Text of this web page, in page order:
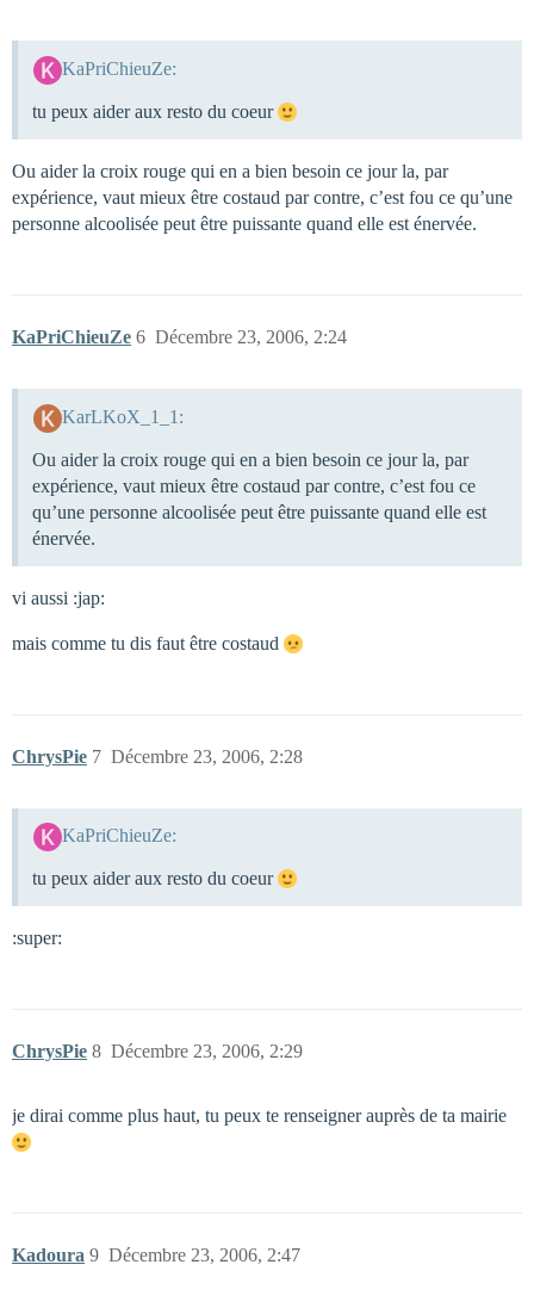
KaPriChieuZe:
tu peux aider aux resto du coeur
Ou aider la croix rouge qui en a bien besoin ce jour la, par
expérience, vaut mieux être costaud par contre, c’est fou ce qu’une
personne alcoolisée peut être puissante quand elle est énervée.
KaPriChieuZe Décembre 23, 2006, 2:24
6
KarLKoX_1_1:
Ou aider la croix rouge qui en a bien besoin ce jour la, par
expérience, vaut mieux être costaud par contre, c’est fou ce
qu’une personne alcoolisée peut être puissante quand elle est
énervée.
vi aussi :jap:
mais comme tu dis faut être costaud
ChrysPie Décembre 23, 2006, 2:28
7
KaPriChieuZe:
tu peux aider aux resto du coeur
:super:
ChrysPie Décembre 23, 2006, 2:29
8
je dirai comme plus haut, tu peux te renseigner auprès de ta mairie
Kadoura Décembre 23, 2006, 2:47
9